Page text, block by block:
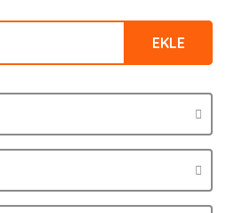
daha pahalı.
olmalı.
EKLE